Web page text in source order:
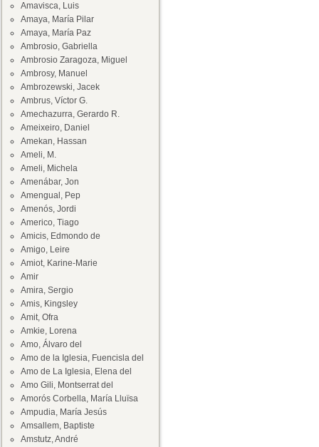
Amavisca, Luis
Amaya, María Pilar
Amaya, María Paz
Ambrosio, Gabriella
Ambrosio Zaragoza, Miguel
Ambrosy, Manuel
Ambrozewski, Jacek
Ambrus, Víctor G.
Amechazurra, Gerardo R.
Ameixeiro, Daniel
Amekan, Hassan
Ameli, M.
Ameli, Michela
Amenábar, Jon
Amengual, Pep
Amenós, Jordi
Americo, Tiago
Amicis, Edmondo de
Amigo, Leire
Amiot, Karine-Marie
Amir
Amira, Sergio
Amis, Kingsley
Amit, Ofra
Amkie, Lorena
Amo, Álvaro del
Amo de la Iglesia, Fuencisla del
Amo de La Iglesia, Elena del
Amo Gili, Montserrat del
Amorós Corbella, María Lluïsa
Ampudia, María Jesús
Amsallem, Baptiste
Amstutz, André